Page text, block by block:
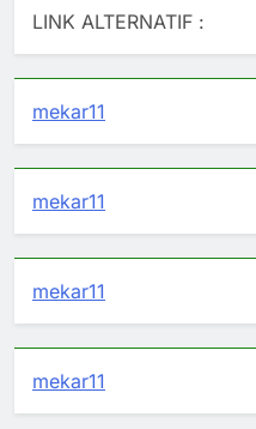
LINK ALTERNATIF :
mekar11
mekar11
mekar11
mekar11